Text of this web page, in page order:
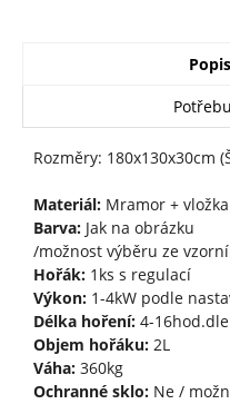
Rozměry: 180x130x30cm
Materiál:Mramor +
Barva:Jak na obrázku
/možnost výběru ze
Hořák:1ks s regulací
Výkon:1-4kW podle
Délka hoření:4-
Objem hořáku:2L
Váha:360kg
Ochranné sklo:Ne /